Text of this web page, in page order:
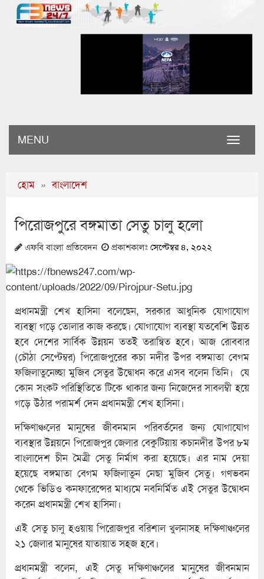
Toggle
MENU
হোম » বাংলাদেশ
পিরোজপুরে বঙ্গমাতা সেতু চালু হলো
এফবি বাংলা প্রতিবেদন প্রকাশকালঃ সেপ্টেম্বর ৪, ২০২২
প্রধানমন্ত্রী শেখ হাসিনা বলেছেন, সরকার আধুনিক যোগাযোগ
ব্যবস্থা গড়ে তোলার কাজ করছে। যোগাযোগ ব্যবস্থা যতবেশি উন্নত
হবে দেশের সার্বিক উন্নয়ন ততই তরান্বিত হবে। আজ রোববার
(চৌঠা সেপ্টেম্বর) পিরোজপুরের কচা নদীর উপর বঙ্গমাতা বেগম
ফজিলাতুনেচ্ছা মুজিব সেতুর উদ্বোধন করে এসব বলেন তিনি। যে
কোন সংকট পরিস্থিতিতে টিকে থাকার জন্য নিজেদের সাবলম্বী হয়ে
গড়ে উঠার পরামর্শ দেন প্রধানমন্ত্রী শেখ হাসিনা।
দক্ষিণাঞ্চলের মানুষের জীবনমান পরিবর্তনের জন্য যোগাযোগ
ব্যবস্থার উন্নয়নে পিরোজপুর জেলার বেকুটিয়ায় কচানদীর উপর ৮ম
বাংলাদেশ চীন মৈত্রী সেতু নির্মাণ করা হয়েছে। এর নাম দেয়া
হয়েছে বঙ্গমাতা বেগম ফজিলাতুন নেছা মুজিব সেতু। গণভবন
থেকে ভিডিও কনফারেন্সের মাধ্যমে নবনির্মিত এই সেতুর উদ্বোধন
করেন প্রধানমন্ত্রী শেখ হাসিনা।
এই সেতু চালু হওয়ায় পিরোজপুর বরিশাল খুলনাসহ দক্ষিণাঞ্চলের
২১ জেলার মানুষের যাতায়াত সহজ হবে।
প্রধানমন্ত্রী বলেন, এই সেতু দক্ষিণাঞ্চলের মানুষের জীবনমান